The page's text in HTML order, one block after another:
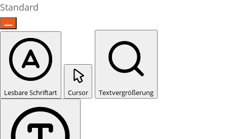
Standard
Lesbare Schriftart Cursor Textvergrößerung